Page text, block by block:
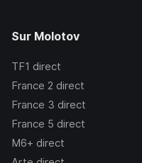
Sur Molotov
TF1 direct
France 2 direct
France 3 direct
France 5 direct
M6+ direct